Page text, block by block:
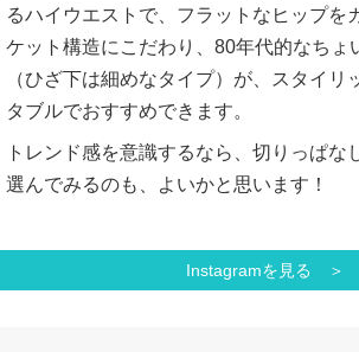
るハイウエストで、フラットなヒップを
ケット構造にこだわり、80年代的なちょ
（ひざ下は細めなタイプ）が、スタイリ
タブルでおすすめできます。
トレンド感を意識するなら、切りっぱな
選んでみるのも、よいかと思います！
Instagramを見る ＞